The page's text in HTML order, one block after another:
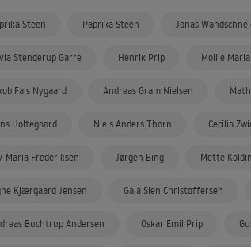
Steen Paprika Steen Jonas
Stenderup Garre Henrik Prip Mollie
Fals Nygaard Andreas Gram Nielsen
Holtegaard Niels Anders Thorn Cecilia
Maria Frederiksen Jørgen Bing Mette
Kjærgaard Jensen Gaia Sien Christoffersen
Buchtrup Andersen Oskar Emil Prip